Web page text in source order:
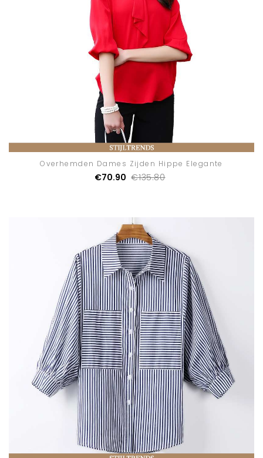
Overhemden Dames Zijden Hippe Elegante
€70.90 €135.80